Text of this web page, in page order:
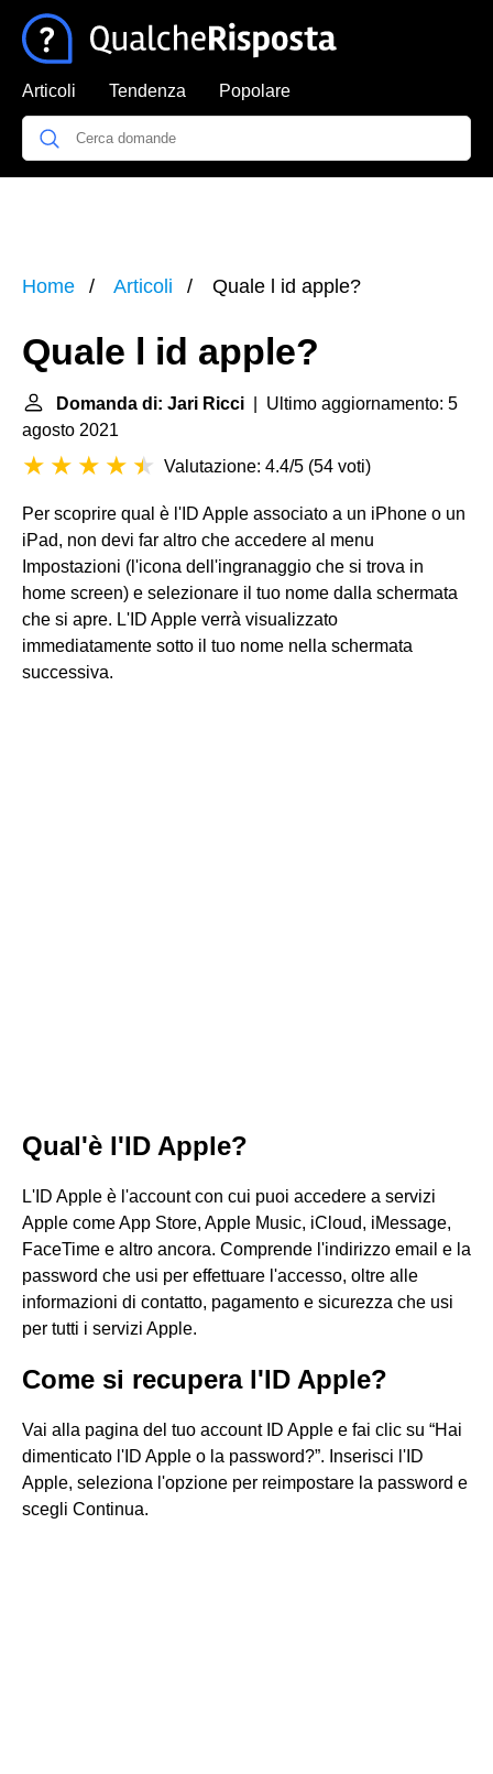
Articoli Tendenza Popolare
Home Articoli Quale l id apple?
Quale l id apple?
Domanda di: Jari Ricci | Ultimo aggiornamento: 5
agosto 2021
Valutazione: 4.4/5 (54 voti)
Per scoprire qual è l'ID Apple associato a un iPhone o un
iPad, non devi far altro che accedere al menu
Impostazioni (l'icona dell'ingranaggio che si trova in
home screen) e selezionare il tuo nome dalla schermata
che si apre. L'ID Apple verrà visualizzato
immediatamente sotto il tuo nome nella schermata
successiva.
Qual'è l'ID Apple?
L'ID Apple è l'account con cui puoi accedere a servizi
Apple come App Store, Apple Music, iCloud, iMessage,
FaceTime e altro ancora. Comprende l'indirizzo email e la
password che usi per effettuare l'accesso, oltre alle
informazioni di contatto, pagamento e sicurezza che usi
per tutti i servizi Apple.
Come si recupera l'ID Apple?
Vai alla pagina del tuo account ID Apple e fai clic su “Hai
dimenticato l'ID Apple o la password?”. Inserisci l'ID
Apple, seleziona l'opzione per reimpostare la password e
scegli Continua.